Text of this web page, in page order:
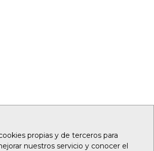
propias y de terceros para
nuestros servicio y conocer el